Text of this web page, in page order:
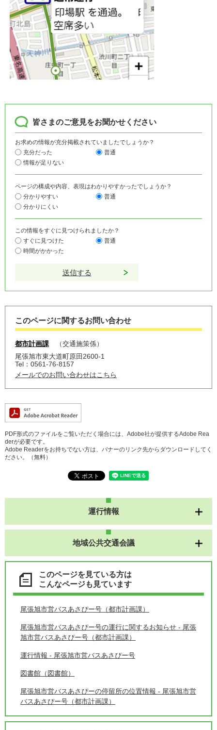
皆さまのご意見をお聞かせください
お求めの情報が充分掲載されていましたでしょうか？
充分だった
普通
情報が足りない
ページの構成や内容、表現はわかりやすかったでしょうか？
分かりやすい
普通
分かりにくい
この情報をすぐに見つけられましたか？
すぐに見つけた
普通
時間がかかった
このページに関するお問い合わせ
都市計画課
交通施策係
尾張旭市東大道町原田2600-1
Tel：0561-76-8157
メールでのお問い合わせはこちら
PDF形式のファイルをご覧いただく場合には、Adobe社が提供するAdobe Rea
derが必要です。
Adobe Readerをお持ちでない方は、バナーのリンク先からダウンロードしてく
ださい。（無料）
運行情報
地域公共交通会議
このページを見ている方は
こんなページも見ています
尾張旭市営バスあさぴー号（都市計画課）
尾張旭市営バスあさぴー号の運行に関するお知らせ - 尾張
旭市営バスあさぴー号（都市計画課）
運行情報 - 尾張旭市営バスあさぴー号
図書館（図書館）
尾張旭市営バスあさぴーの停留所の位置情報 - 尾張旭市営
バスあさぴー号（都市計画課）